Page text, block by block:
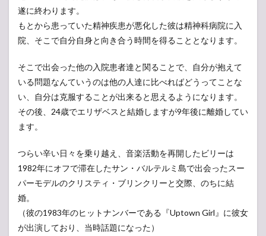
遂に終わります。
もとから患っていた精神疾患が悪化した彼は精神科病院に入
院、そこで自分自身と向き合う時間を得ることとなります。
そこで出会った他の入院患者達と関ることで、自分が抱えて
いる問題なんていうのは他の人達に比べればどうってことな
い、自分は克服することが出来ると思えるようになります。
その後、24歳でエリザベスと結婚しますが9年後に離婚してい
ます。
つらい辛い日々を乗り越え、音楽活動を再開したビリーは
1982年にオフで滞在したサン・バルテルミ島で出会ったスー
パーモデルのクリスティ・ブリンクリーと交際、のちに結
婚。
（彼の1983年のヒットナンバーである『Uptown Girl』に彼女
が出演しており、当時話題になった）